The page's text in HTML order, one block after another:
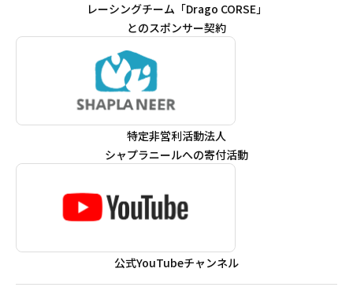
レーシングチーム「Drago CORSE」
とのスポンサー契約
特定非営利活動法人
シャプラニールへの寄付活動
公式YouTubeチャンネル